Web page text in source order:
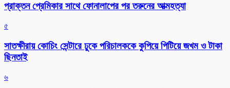
প্রাক্তন প্রেমিকার সাথে ফোনালাপের পর তরুনের আত্মহত্যা
৫
সাতক্ষীরায় কোচিং সেন্টারে ঢুকে পরিচালককে কুপিয়ে পিটিয়ে জখম ও টাকা
ছিনতাই
৬